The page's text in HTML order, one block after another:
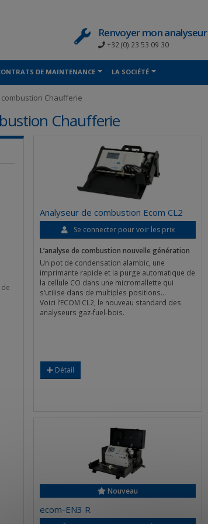
Renvoyer mon analyseur
+32 (0) 23 53 09 30
DE MAINTENANCE LA SOCIÉTÉ
Chaufferie
Chaufferie
Analyseur de combustion Ecom CL2
Se connecter pour voir les prix
L’analyse de combustion nouvelle génération
Un pot de condensation alambic, une
imprimante rapide et la purge automatique de
la cellule CO dans une micromallette qui
s’utilise dans de multiples positions…
Voici l’ECOM CL2, le nouveau standard des
analyseurs gaz-fuel-bois.
Détail
Nouveau
ecom-EN3 R